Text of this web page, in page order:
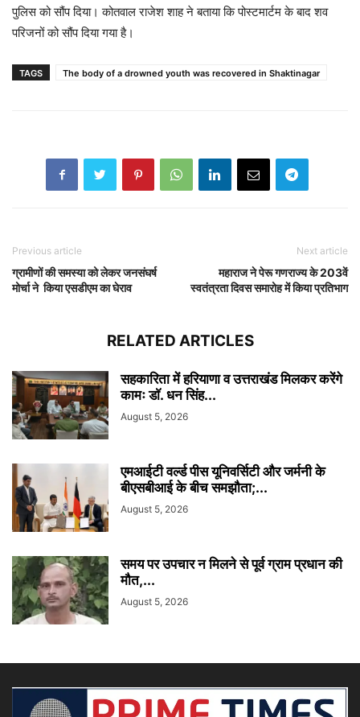
पुलिस को सौंप दिया। कोतवाल राजेश शाह ने बताया कि पोस्टमार्टम के बाद शव
परिजनों को सौंप दिया गया है।
TAGS The body of a drowned youth was recovered in Shaktinagar
Previous article
ग्रामीणों की समस्या को लेकर जनसंघर्ष
मोर्चा ने किया एसडीएम का घेराव
Next article
महाराज ने पेरू गणराज्य के 203वें
स्वतंत्रता दिवस समारोह में किया प्रतिभाग
RELATED ARTICLES
सहकारिता में हरियाणा व उत्तराखंड मिलकर करेंगे
कामः डाॅ. धन सिंह...
August 5, 2026
एमआईटी वर्ल्ड पीस यूनिवर्सिटी और जर्मनी के
बीएसबीआई के बीच समझौता;...
August 5, 2026
समय पर उपचार न मिलने से पूर्व ग्राम प्रधान की
मौत,...
August 5, 2026